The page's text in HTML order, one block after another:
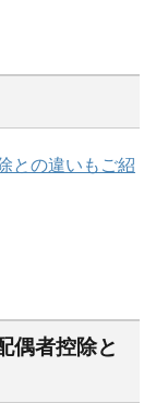
との違いもご紹
偶者控除と